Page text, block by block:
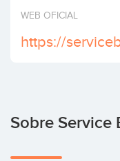
Invertir
WEB OFICIAL
https://
Sobre Service